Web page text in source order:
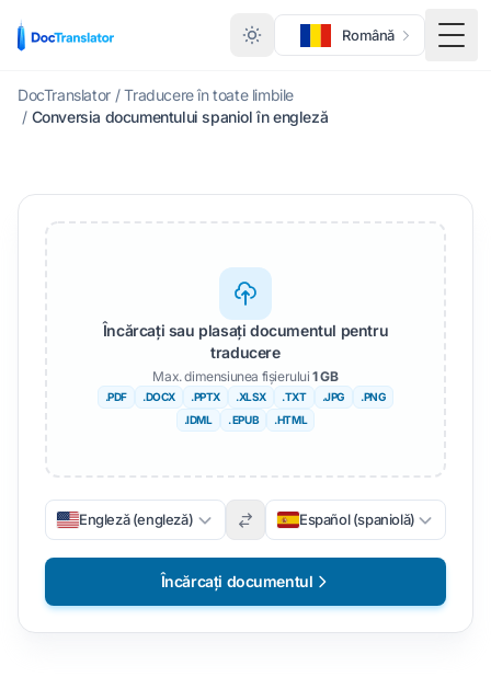
Română
DocTranslator / Traducere în toate limbile
/ Conversia documentului spaniol în engleză
Încărcați sau plasați documentul pentru
traducere
Max. dimensiunea fișierului1 GB
.PDF .DOCX .PPTX .XLSX .TXT .JPG
.PNG
.IDML
. EPUB .HTML
Engleză (engleză) Español (spaniolă)
Încărcați documentul